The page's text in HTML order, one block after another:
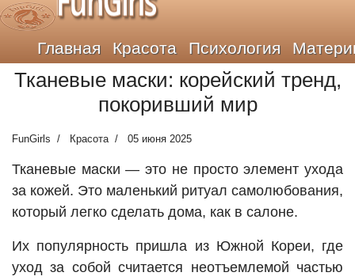
Главная Красота Психология
Тканевые маски: корейский тренд,
покоривший мир
FunGirls Красота 05 июня 2025
Тканевые маски — это не просто элемент ухода
за кожей. Это маленький ритуал самолюбования,
который легко сделать дома, как в салоне.
Их популярность пришла из Южной Кореи, где
уход за собой считается неотъемлемой частью